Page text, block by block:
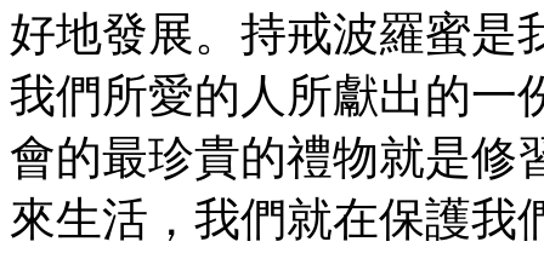
好地發展。持戒波羅蜜是
我們所愛的人所獻出的一
會的最珍貴的禮物就是修
來生活，我們就在保護我